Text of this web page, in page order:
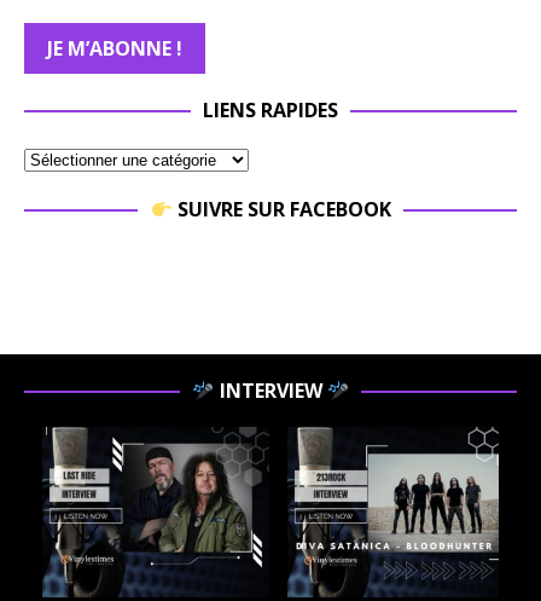
LIENS RAPIDES
SUIVRE SUR FACEBOOK
INTERVIEW